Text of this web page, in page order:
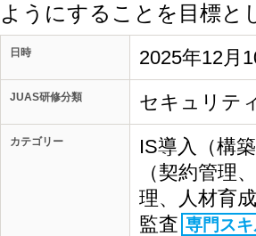
ようにすることを目標と
日時 2025年12月
JUAS研修分類 セキュリテ
カテゴリー
IS導入（構
（契約管理
理、人材育
監査 専門ス